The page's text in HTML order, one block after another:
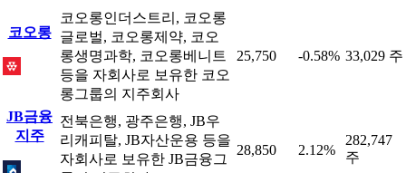
코오롱
코오롱인더스트리, 코오롱
글로벌, 코오롱제약, 코오
롱생명과학, 코오롱베니트
등을 자회사로 보유한 코오
롱그룹의 지주회사
25,750 -0.58% 33,029 주
JB금융
지주
전북은행, 광주은행, JB우
리캐피탈, JB자산운용 등을
자회사로 보유한 JB금융그
28,850 2.12%
282,747
주